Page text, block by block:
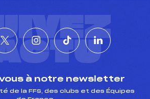
à notre newsletter
de la FFS, des clubs et des Équipes